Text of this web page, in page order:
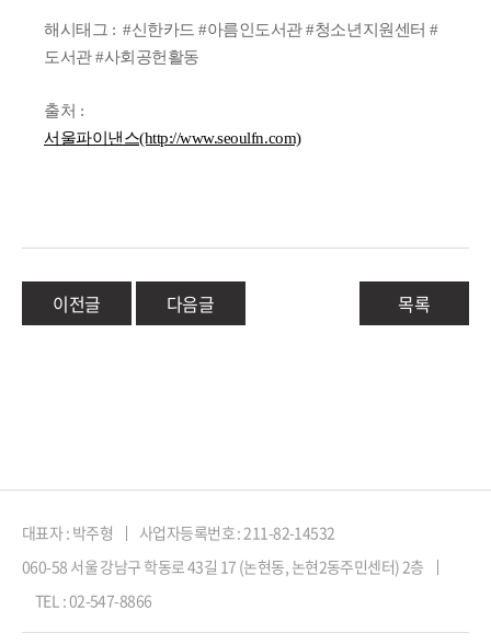
해시태그 : #신한카드#아름인도서관#청소년지원센터#
도서관#사회공헌활동
출처 :
서울파이낸스(http://www.seoulfn.com)
이전글 다음글 목록
대표자 : 박주형
사업자등록번호 : 211-82-14532
060-58 서울 강남구 학동로 43길 17 (논현동, 논현2동주민센터) 2층
TEL : 02-547-8866